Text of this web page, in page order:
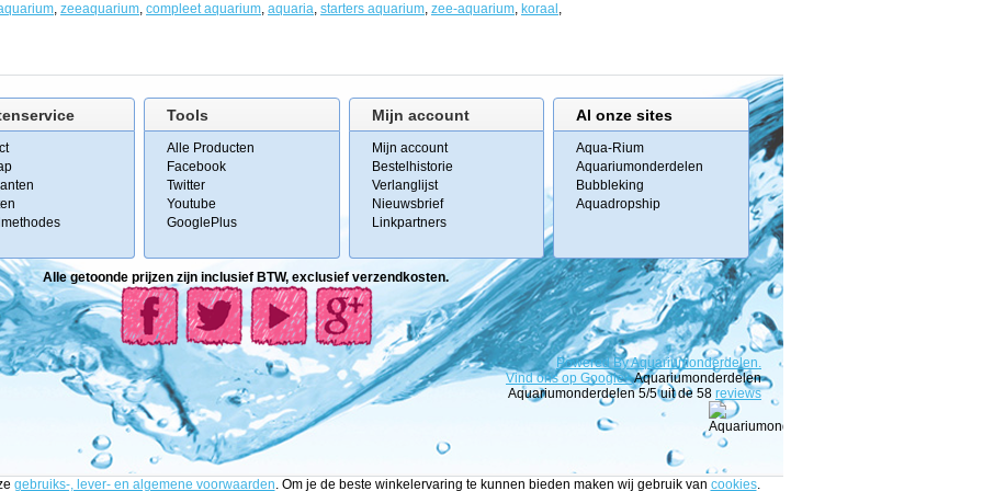
, zeeaquarium, compleet aquarium, aquaria, starters aquarium, zee-aquarium, koraal ,
Tools
Alle Producten
Facebook
Twitter
Youtube
GooglePlus
Mijn account
Mijn account
Bestelhistorie
Verlanglijst
Nieuwsbrief
Linkpartners
Al onze sites
Aqua-Rium
Aquariumonderdelen
Bubbleking
Aquadropship
Alle getoonde prijzen zijn inclusief BTW, exclusief verzendkosten.
PoweredByAquariumonderdelen.
Vind ons op Google+Aquariumonderdelen
Aquariumonderdelen 5/5 uit de 58 reviews
gebruiks-, lever- en algemene voorwaarden. Om je de beste winkelervaring te kunnen bieden maken wij gebruik van cookies.